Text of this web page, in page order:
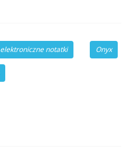
elektroniczne notatki Onyx